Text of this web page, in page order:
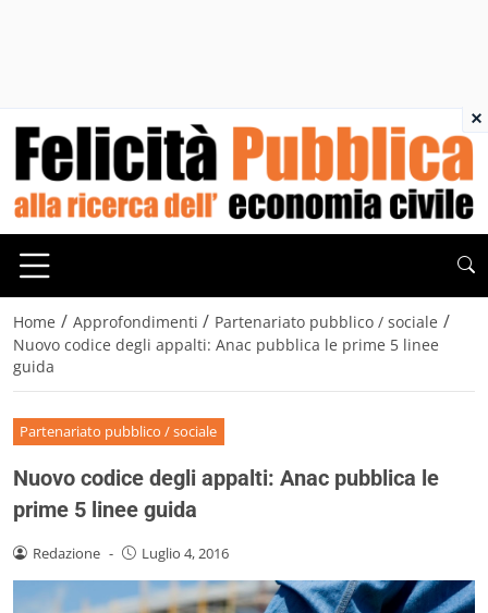
Home / Approfondimenti / Partenariato pubblico / sociale /
Nuovo codice degli appalti: Anac pubblica le prime 5 linee
guida
Partenariato pubblico / sociale
Nuovo codice degli appalti: Anac pubblica le
prime 5 linee guida
Redazione - Luglio 4, 2016
×